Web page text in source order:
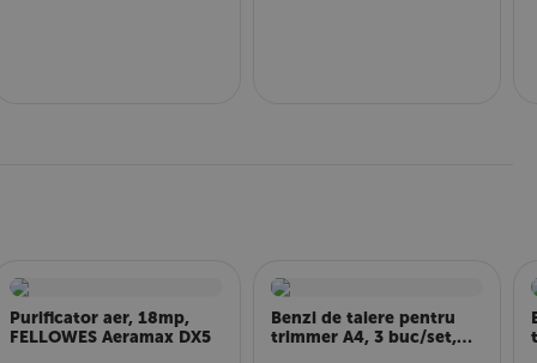
Purificator aer, 18mp,
FELLOWES Aeramax DX5
Benzi de taiere pentru
trimmer A4, 3 buc/set,